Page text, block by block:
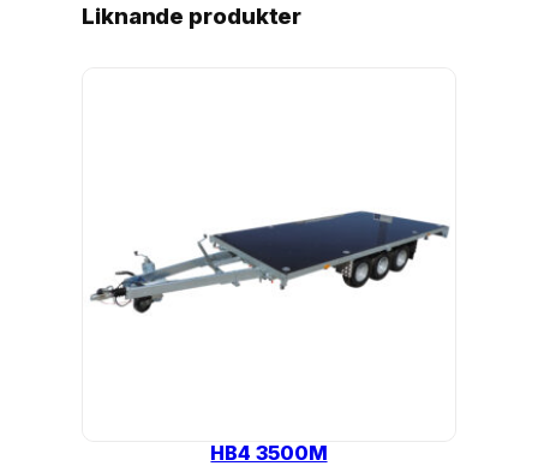
Liknande produkter
HB4 3500M